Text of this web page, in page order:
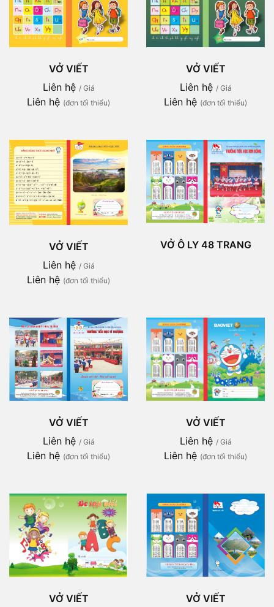
VỞ VIẾT
Liên hệ / Giá
Liên hệ (đơn tối thiểu)
VỞ VIẾT
Liên hệ / Giá
Liên hệ (đơn tối thiểu)
VỞ VIẾT
Liên hệ / Giá
Liên hệ (đơn tối thiểu)
VỞ Ô LY 48 TRANG
VỞ VIẾT
Liên hệ / Giá
Liên hệ (đơn tối thiểu)
VỞ VIẾT
Liên hệ / Giá
Liên hệ (đơn tối thiểu)
VỞ VIẾT
VỞ VIẾT